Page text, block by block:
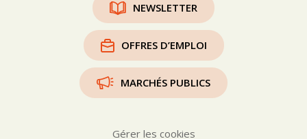
NEWSLETTER
OFFRES D’EMPLOI
MARCHÉS PUBLICS
Gérer les cookies